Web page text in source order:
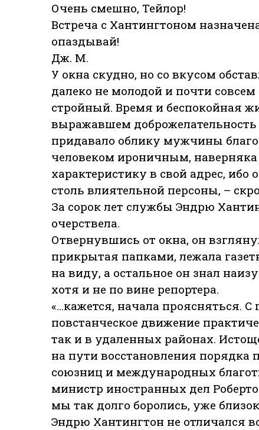
Очень смешно, Тейлор!
Встреча с Хантингтоном
опаздывай!
Дж. М.
У окна скудно, но со вкусом
далеко не молодой и почти
стройный. Время и беспокойная
выражавшем доброжелательность
придавало облику мужчины
человеком ироничным,
характеристику в свой адрес,
столь влиятельной персоны, –
За сорок лет службы Эндрю
очерствела.
Отвернувшись от окна, он
прикрытая папками, лежала
на виду, а остальное он знал
хотя и не по вине репортера.
«…кажется, начала проясняться.
повстанческое движение
так и в удаленных районах.
на пути восстановления
союзниц и международных
министр иностранных дел
мы так долго боролись, уже
Эндрю Хантингтон не отличался